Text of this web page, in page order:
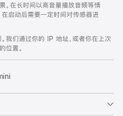
在长时间以高音量播放音频等情
启动后需要一定时间对传感器进
我们通过你的 IP 地址，或者你在上次
位置。